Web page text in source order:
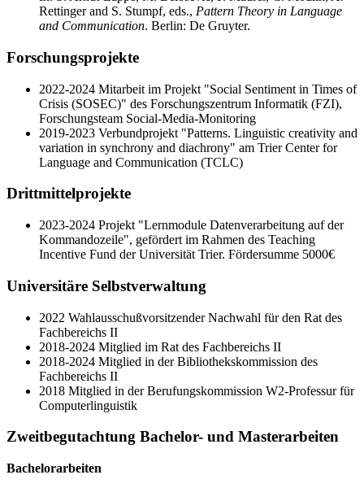
Rettinger and S. Stumpf, eds., Pattern Theory in Language
and Communication. Berlin: De Gruyter.
Forschungsprojekte
2022-2024 Mitarbeit im Projekt "Social Sentiment in Times of
Crisis (SOSEC)" des Forschungszentrum Informatik (FZI),
Forschungsteam Social-Media-Monitoring
2019-2023 Verbundprojekt "Patterns. Linguistic creativity and
variation in synchrony and diachrony" am Trier Center for
Language and Communication (TCLC)
Drittmittelprojekte
2023-2024 Projekt "Lernmodule Datenverarbeitung auf der
Kommandozeile", gefördert im Rahmen des Teaching
Incentive Fund der Universität Trier. Fördersumme 5000€
Universitäre Selbstverwaltung
2022 Wahlausschußvorsitzender Nachwahl für den Rat des
Fachbereichs II
2018-2024 Mitglied im Rat des Fachbereichs II
2018-2024 Mitglied in der Bibliothekskommission des
Fachbereichs II
2018 Mitglied in der Berufungskommission W2-Professur für
Computerlinguistik
Zweitbegutachtung Bachelor- und Masterarbeiten
Bachelorarbeiten